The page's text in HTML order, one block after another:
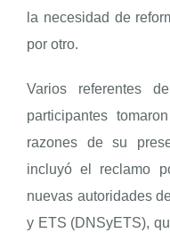
la necesidad de
por otro.
Varios referentes
participantes
razones de su
incluyó el reclamo
nuevas autoridades
y ETS (DNSyETS),